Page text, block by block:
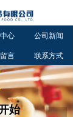
始
言 联系方式
心 公司新闻